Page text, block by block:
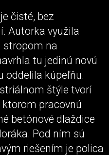
čisté, bez
Autorka využila
stropom na
tu jedinú novú
oddelila kúpeľňu.
štýle tvorí
ktorom pracovnú
betónové dlaždice
Pod ním sú
riešením je polica